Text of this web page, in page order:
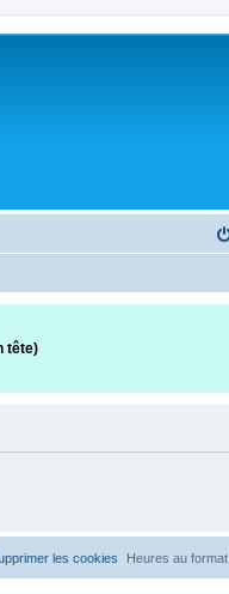
tête)
Heures au format
les cookies